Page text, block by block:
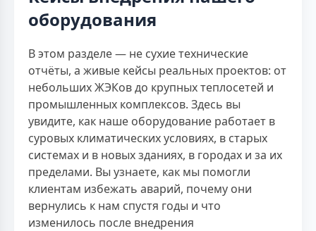
оборудования
В этом разделе — не сухие технические
отчёты, а живые кейсы реальных проектов: от
небольших ЖЭКов до крупных теплосетей и
промышленных комплексов. Здесь вы
увидите, как наше оборудование работает в
суровых климатических условиях, в старых
системах и в новых зданиях, в городах и за их
пределами. Вы узнаете, как мы помогли
клиентам избежать аварий, почему они
вернулись к нам спустя годы и что
изменилось после внедрения